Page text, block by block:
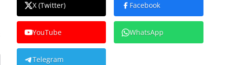
X (Twitter) Facebook
YouTube WhatsApp
Telegram